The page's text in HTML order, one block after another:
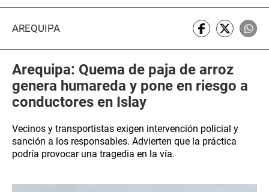
AREQUIPA
Arequipa: Quema de paja de arroz
genera humareda y pone en riesgo a
conductores en Islay
Vecinos y transportistas exigen intervención policial y
sanción a los responsables. Advierten que la práctica
podría provocar una tragedia en la vía.